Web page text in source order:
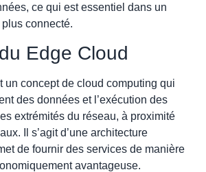
ce qui est essentiel dans un
connecté.
Edge Cloud
un concept de cloud computing qui
des données et l’exécution des
extrémités du réseau, à proximité
Il s’agit d’une architecture
de fournir des services de manière
avantageuse.